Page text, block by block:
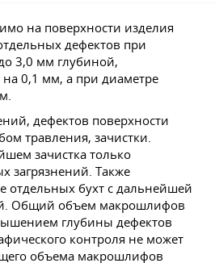
на поверхности изделия
дефектов при
3,0 мм глубиной,
0,1 мм, а при диаметре
дефектов поверхности
травления, зачистки.
зачистка только
загрязнений. Также
отдельных бухт с дальнейшей
Общий объем макрошлифов
глубины дефектов
контроля не может
объема макрошлифов